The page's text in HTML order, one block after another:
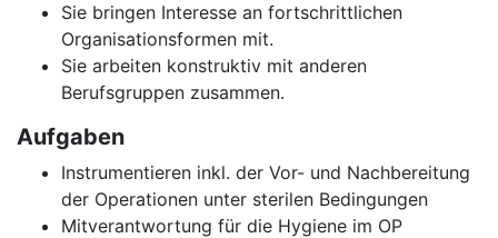
Sie bringen Interesse an fortschrittlichen
Organisationsformen mit.
Sie arbeiten konstruktiv mit anderen
Berufsgruppen zusammen.
Aufgaben
Instrumentieren inkl. der Vor- und Nachbereitung
der Operationen unter sterilen Bedingungen
Mitverantwortung für die Hygiene im OP